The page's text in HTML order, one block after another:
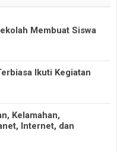
Membuat Siswa
Ikuti Kegiatan
Kelamahan,
Internet, dan